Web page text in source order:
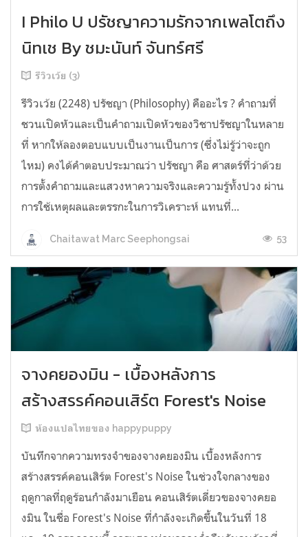
I Philo U ปรัชญาความรักจากเพลโตถึง
นิทเช By ชมะนันท์ จันทร์ศรี
รีวิวเว้ย (3)
รีวิวเว้ย (2248) ปรัชญา (Philosophy) คืออะไร ? คำถามที่
ชวนเปิดหัวและเป็นคำถามเปิดหัวของวิชาปรัชญาในหลาย
ที่ หากให้ลองตอบแบบเป็นงานเป็นการ (ซึ่งไม่รู้ว่าจะถูก
ไหม) คงได้คำตอบประมาณว่า ปรัชญา คือ ศาสตร์ที่ว่าด้วย
การตั้งคำถามและแสวงหาความจริงและความรู้ทั้งปวง ผ่าน
การใช้เหตุผลและตรรกะในการวิเคราะห์ แทนที่...
Chaitawat Marc Seephongsai 53
จางคยองมิน - เบื้องหลังการ
สร้างสรรค์คอนเสิร์ต Forest's Noise
ห้องแปลไทยของ happypuppy
บันทึกจากความทรงจำของจางคยองมิน เบื้องหลังการ
สร้างสรรค์คอนเสิร์ต Forest's Noise ในช่วงใจกลางของ
ฤดูกาลที่ฤดูร้อนกำลังมาเยือน คอนเสิร์ตเดี่ยวของจางคยอ
งมิน ในชื่อ Forest's Noise ที่กำลังจะเกิดขึ้นในวันที่ 18